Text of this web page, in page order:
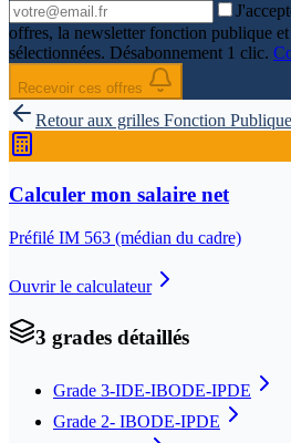
offres, la newsletter fonction publique
sélectionnées. Désabonnement 1 clic.
Recevoir ces offres
Retour aux grilles Fonction
Calculer mon salaire net
Préfilé IM 563 (médian du cadre)
Ouvrir le calculateur
3 grades détaillés
Grade 3-IDE-IBODE-IPDE
Grade 2- IBODE-IPDE